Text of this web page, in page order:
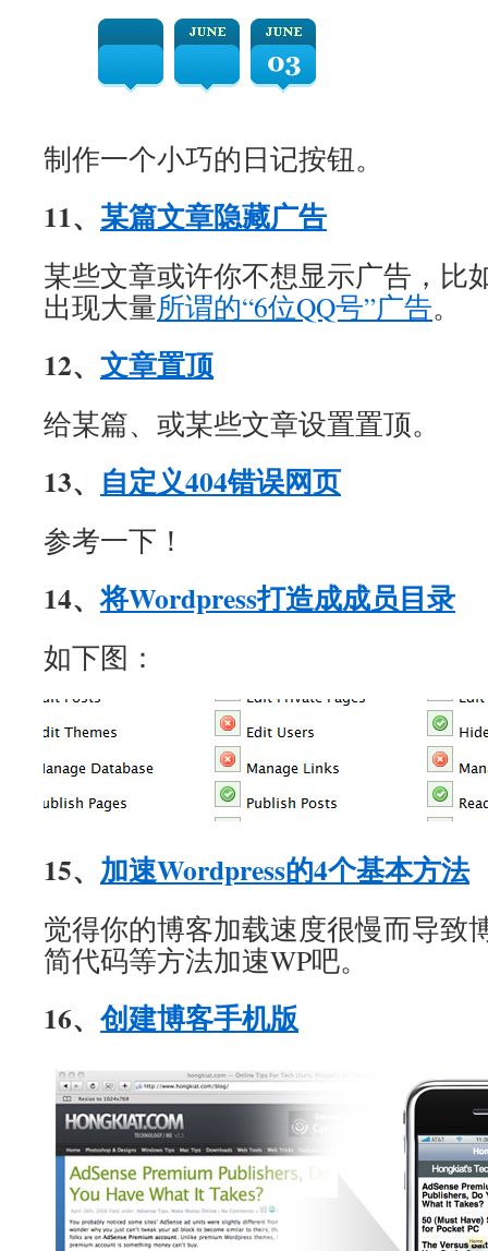
制作一个小巧的日记按钮。
11、 某篇文章隐藏广告
某些文章或许你不想显示广告，比
出现大量所谓的“6位QQ号”广告。
12、 文章置顶
给某篇、或某些文章设置置顶。
13、 自定义404错误网页
参考一下！
14、将Wordpress打造成成员目录
如下图：
15、 加速Wordpress的4个基本方法
觉得你的博客加载速度很慢而导致
简代码等方法加速WP吧。
16、 创建博客手机版